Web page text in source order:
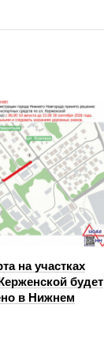
на участках
будет
в Нижнем